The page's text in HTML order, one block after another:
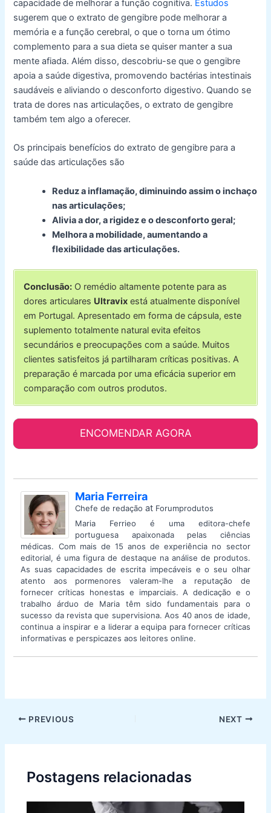
capacidade de melhorar a função cognitiva. Estudos
sugerem que o extrato de gengibre pode melhorar a
memória e a função cerebral, o que o torna um ótimo
complemento para a sua dieta se quiser manter a sua
mente afiada. Além disso, descobriu-se que o gengibre
apoia a saúde digestiva, promovendo bactérias intestinais
saudáveis e aliviando o desconforto digestivo. Quando se
trata de dores nas articulações, o extrato de gengibre
também tem algo a oferecer.
Os principais benefícios do extrato de gengibre para a
saúde das articulações são
Reduz a inflamação, diminuindo assim o inchaço
nas articulações;
Alivia a dor, a rigidez e o desconforto geral;
Melhora a mobilidade, aumentando a
flexibilidade das articulações.
Conclusão: O remédio altamente potente para as
dores articulares Ultravix está atualmente disponível
em Portugal. Apresentado em forma de cápsula, este
suplemento totalmente natural evita efeitos
secundários e preocupações com a saúde. Muitos
clientes satisfeitos já partilharam críticas positivas. A
preparação é marcada por uma eficácia superior em
comparação com outros produtos.
ENCOMENDAR AGORA
Maria Ferreira
Chefe de redação at Forumprodutos
Maria Ferrieo é uma editora-chefe
portuguesa apaixonada pelas ciências
médicas. Com mais de 15 anos de experiência no sector
editorial, é uma figura de destaque na análise de produtos.
As suas capacidades de escrita impecáveis e o seu olhar
atento aos pormenores valeram-lhe a reputação de
fornecer críticas honestas e imparciais. A dedicação e o
trabalho árduo de Maria têm sido fundamentais para o
sucesso da revista que supervisiona. Aos 40 anos de idade,
continua a inspirar e a liderar a equipa para fornecer críticas
informativas e perspicazes aos leitores online.
Post
PREVIOUS NEXT
Postagens relacionadas